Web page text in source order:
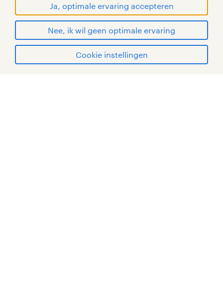
Ja, optimale ervaring accepteren
Nee, ik wil geen optimale ervaring
Cookie instellingen
handelsmerken van Randstad N.V.
© Randstad 2026